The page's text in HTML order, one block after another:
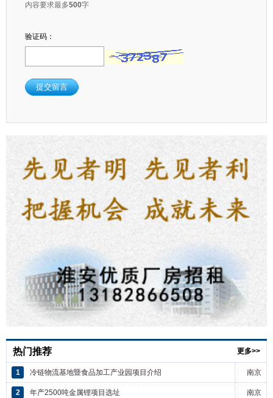
内容要求最多500字
验证码：
热门推荐 更多>>
1 南京
冷链物流基地暨食品加工产业园项目介绍
2 南京
年产2500吨金属锂项目选址